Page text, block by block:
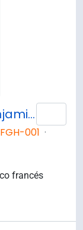
2° Valse pour piano par Benjamin Godard
001 ·
francés